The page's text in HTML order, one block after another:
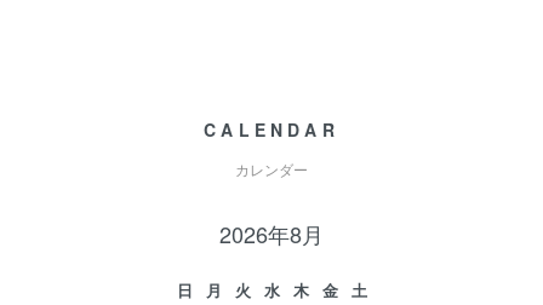
CALENDAR
カレンダー
2026年8月
日 月 火 水 木 金
土